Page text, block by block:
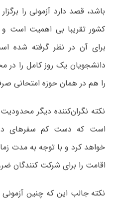
باشد، قصد دارد آزمونی را
کشور تقریبا بی اهمیت است
برای آن در نظر گرفته شده
دانشجویان یک روز کامل را در
را هم در همان حوزه امتحانی
نکته نگران‌کننده دیگر
است که دست کم سفرهای
خواهد کرد و با توجه به مدت
اقامت را برای شرکت کنندگان
نکته جالب این که چنین